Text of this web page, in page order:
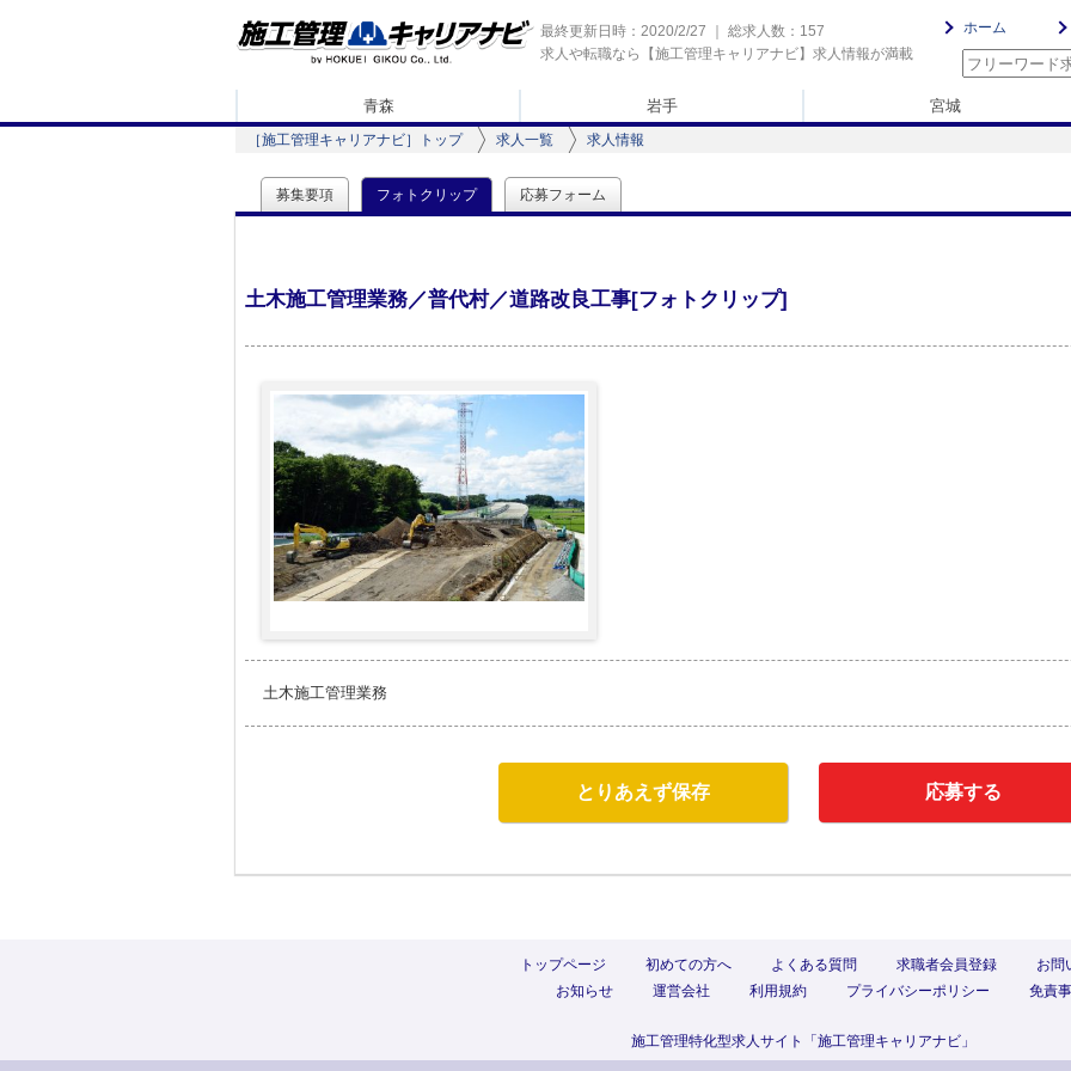
求人や転職なら【施工管理キャリアナビ】求人情報が満載
最終更新日時：2020/2/27 ｜ 総求人数：157 ホーム
青森 岩手 宮城
［施工管理キャリアナビ］トップ 求人一覧 求人情報
募集要項 フォトクリップ 応募フォーム
土木施工管理業務／普代村／道路改良工事[フォトクリップ]
土木施工管理業務
とりあえず保存 応募する
トップページ 初めての方へ よくある質問 求職者会員登録
お問
お知らせ
運営会社 利用規約 プライバシーポリシー 免責
施工管理特化型求人サイト「施工管理キャリアナビ」